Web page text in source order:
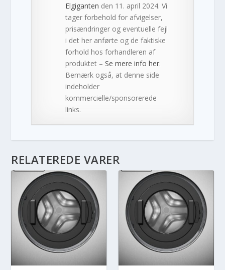
Elgiganten den 11. april 2024. Vi
tager forbehold for afvigelser,
prisændringer og eventuelle fejl
i det her anførte og de faktiske
forhold hos forhandleren af
produktet –Se mere info her.
Bemærk også, at denne side
indeholder
kommercielle/sponsorerede
links.
RELATEREDE VARER